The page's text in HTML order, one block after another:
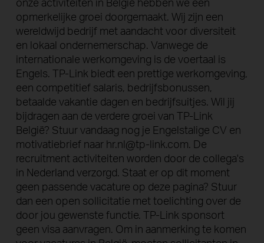
opmerkelijke groei doorgemaakt. Wij zijn een
wereldwijd bedrijf met aandacht voor diversiteit
en lokaal ondernemerschap. Vanwege de
internationale werkomgeving is de voertaal is
Engels. TP-Link biedt een prettige werkomgeving,
een competitief salaris, bedrijfsbonussen,
betaalde vakantie dagen en bedrijfsuitjes. Wil jij
bijdragen aan de verdere groei van TP-Link
België? Stuur vandaag nog je Engelstalige CV en
motivatiebrief naar hr.nl@tp-link.com. De
recruitment activiteiten worden door de collega's
in Nederland verzorgd. Staat er op dit moment
geen passende vacature op deze pagina? Stuur
dan een open sollicitatie met toelichting over de
door jou gewenste functie. TP-Link sponsort
geen visa aanvragen. Om in aanmerking te komen